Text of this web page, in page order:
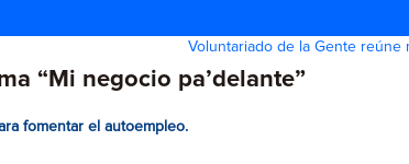
Voluntariado de la Gente reúne
“Mi negocio pa’delante”
fomentar el autoempleo.